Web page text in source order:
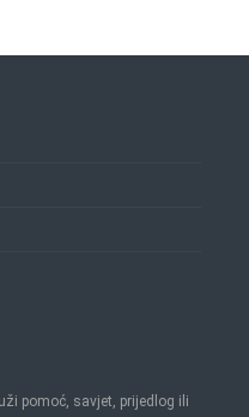
pomoć, savjet, prijedlog ili